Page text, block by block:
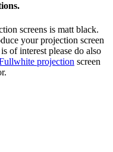
screens is matt black.
your projection screen
of interest please do also
projection screen